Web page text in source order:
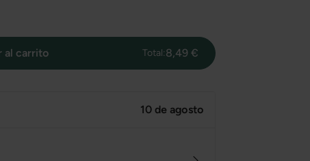
al carrito Total:8,49 €
10 de agosto